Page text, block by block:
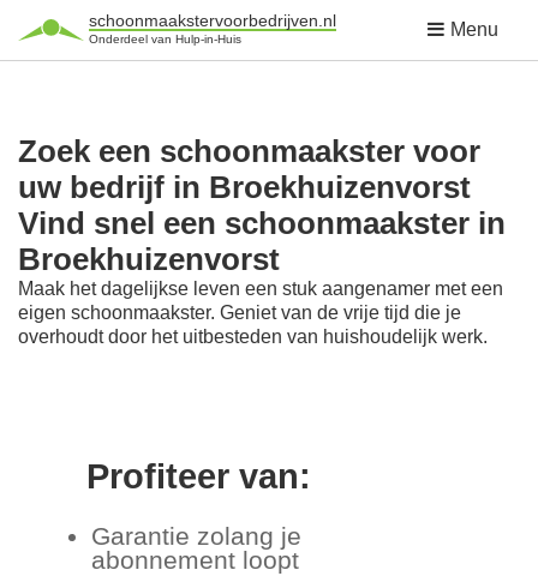
schoonmaakstervoorbedrijven.nl
Onderdeel van Hulp-in-Huis Menu
Zoek een schoonmaakster voor
uw bedrijf in Broekhuizenvorst
Vind snel een schoonmaakster in
Broekhuizenvorst
Maak het dagelijkse leven een stuk aangenamer met een
eigen schoonmaakster. Geniet van de vrije tijd die je
overhoudt door het uitbesteden van huishoudelijk werk.
Profiteer van:
Garantie zolang je
abonnement loopt